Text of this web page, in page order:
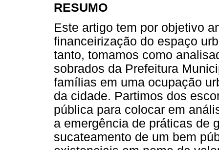
RESUMO
Este artigo tem por objetivo
financeirização do espaço
tanto, tomamos como
sobrados da Prefeitura
famílias em uma ocupação
da cidade. Partimos dos
pública para colocar em
a emergência de práticas de
sucateamento de um bem